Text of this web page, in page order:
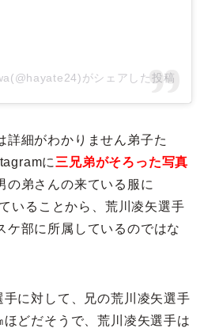
がシェアした投稿
詳細がわかりません弟子た
に 三兄弟がそろった写真
の弟さんの来ている服に
いることから、荒川凌矢選手
ケ部に所属しているのではな
手に対して、兄の荒川凌矢選手
どだそうで、荒川凌矢選手は